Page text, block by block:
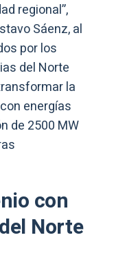
regional”,
Sáenz, al
por los
del Norte
la
energías
de 2500 MW
con
Norte